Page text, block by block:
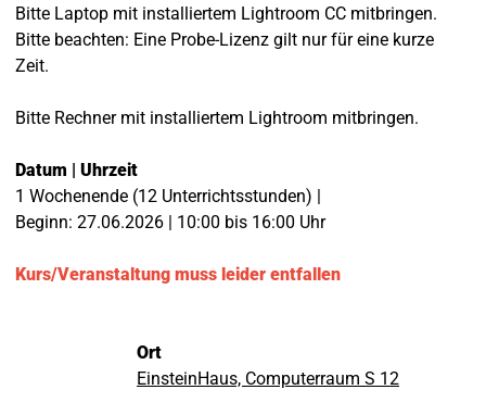
Bitte Laptop mit installiertem Lightroom CC mitbringen.
Bitte beachten: Eine Probe-Lizenz gilt nur für eine kurze
Zeit.
Bitte Rechner mit installiertem Lightroom mitbringen.
Datum | Uhrzeit
1 Wochenende (12 Unterrichtsstunden) |
Beginn: 27.06.2026 | 10:00 bis 16:00 Uhr
Kurs/Veranstaltung muss leider entfallen
Ort
EinsteinHaus, Computerraum S 12